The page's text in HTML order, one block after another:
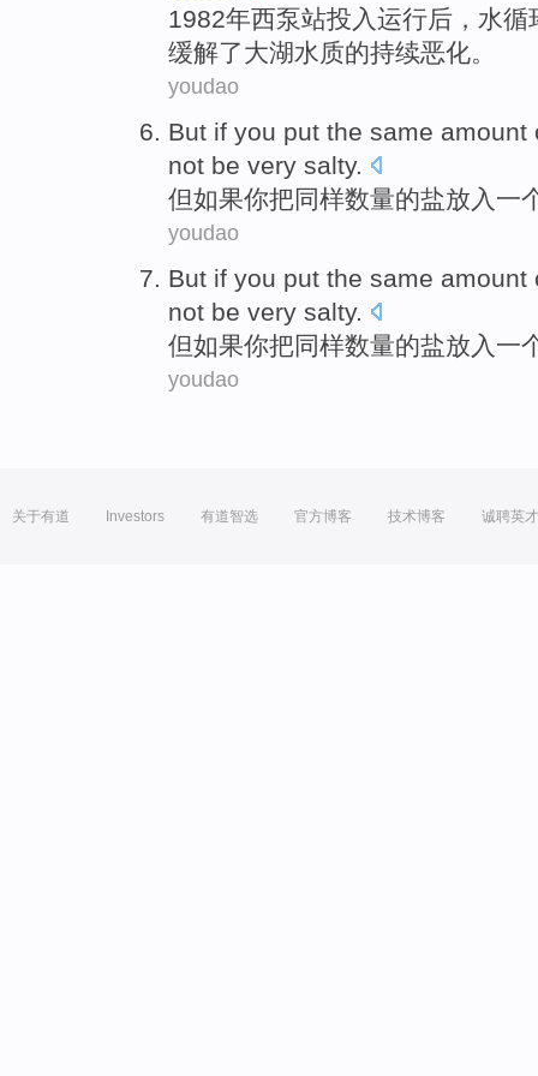
1982年西泵站投入运行后， 水循
缓解了大湖水质的持续恶化。
youdao
But if you put the same amount
not be very salty.
但如果你把同样数量的盐放入 一
youdao
But if you put the same amount
not be very salty.
但如果你把同样数量的盐放入 一
youdao
关于有道 Investors 有道智选 官方博客 技术博客 诚聘英才